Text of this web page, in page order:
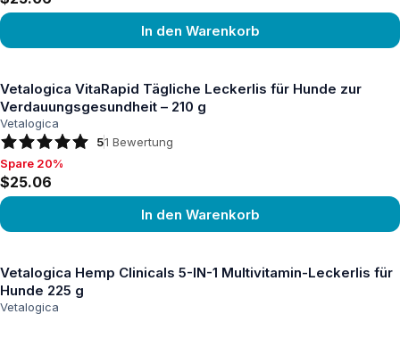
In den Warenkorb
Vetalogica VitaRapid Tägliche Leckerlis für Hunde zur
Verdauungsgesundheit – 210 g
Vetalogica
51 Bewertung
Spare 20%, $25.06
Spare 20%
$25.06
In den Warenkorb
Vetalogica Hemp Clinicals 5-IN-1 Multivitamin-Leckerlis für
Hunde 225 g
Vetalogica